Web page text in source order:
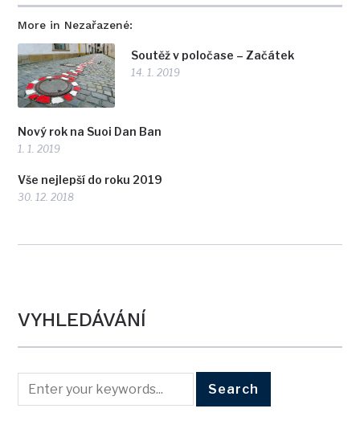
More in Nezařazené:
Soutěž v poločase – Začátek
14. 1. 2019
Nový rok na Suoi Dan Ban
1. 1. 2019
Vše nejlepší do roku 2019
30. 12. 2018
VYHLEDÁVÁNÍ